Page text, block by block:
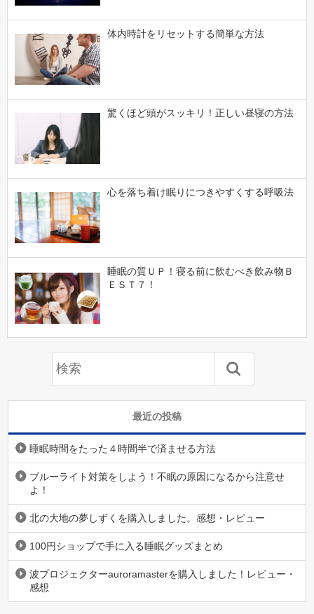
体内時計をリセットする簡単な方法
驚くほど頭がスッキリ！正しい昼寝の方法
心を落ち着け眠りにつきやすくする呼吸法
睡眠の質ＵＰ！寝る前に飲むべき飲み物Ｂ
ＥＳＴ７！
最近の投稿
睡眠時間をたった４時間半で済ませる方法
ブルーライト対策をしよう！不眠の原因になるから注意せ
よ！
北の大地の夢しずくを購入しました。感想・レビュー
100円ショップで手に入る睡眠グッズまとめ
波プロジェクターauroramasterを購入しました！レビュー・
感想